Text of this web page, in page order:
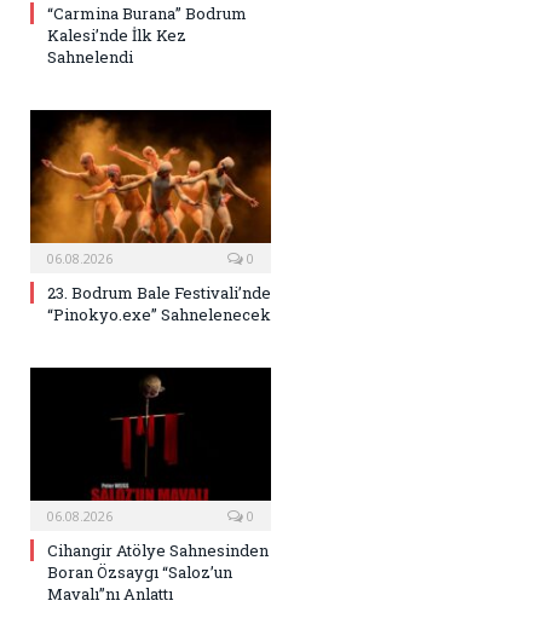
“Carmina Burana” Bodrum
Kalesi’nde İlk Kez
Sahnelendi
06.08.2026 0
23. Bodrum Bale Festivali’nde
“Pinokyo.exe” Sahnelenecek
06.08.2026 0
Cihangir Atölye Sahnesinden
Boran Özsaygı “Saloz’un
Mavalı”nı Anlattı